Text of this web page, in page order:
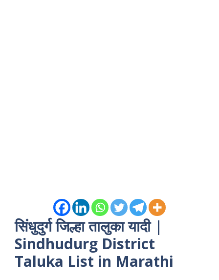
सिंधुदुर्ग जिल्हा तालुका यादी |
Sindhudurg District
Taluka List in Marathi